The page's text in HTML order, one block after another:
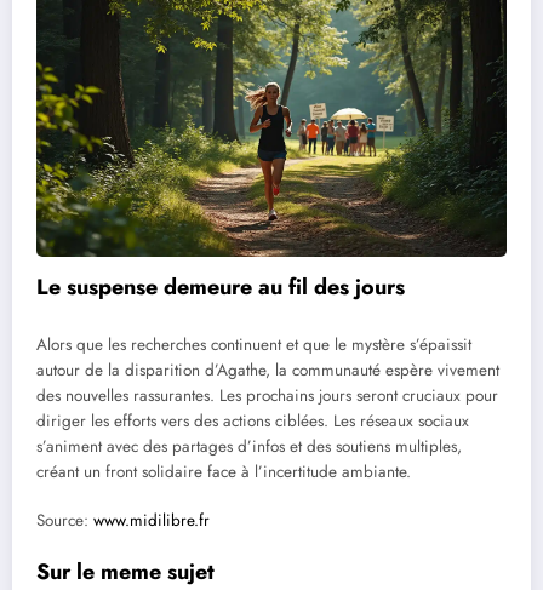
Le suspense demeure au fil des jours
Alors que les recherches continuent et que le mystère s’épaissit
autour de la disparition d’Agathe, la communauté espère vivement
des nouvelles rassurantes. Les prochains jours seront cruciaux pour
diriger les efforts vers des actions ciblées. Les réseaux sociaux
s’animent avec des partages d’infos et des soutiens multiples,
créant un front solidaire face à l’incertitude ambiante.
Source: www.midilibre.fr
Sur le meme sujet